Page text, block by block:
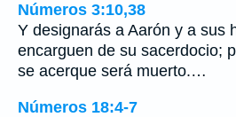
Números 3:10,38
Y designarás a Aarón y a sus
encarguen de su sacerdocio;
se acerque será muerto.…
Números 18:4-7